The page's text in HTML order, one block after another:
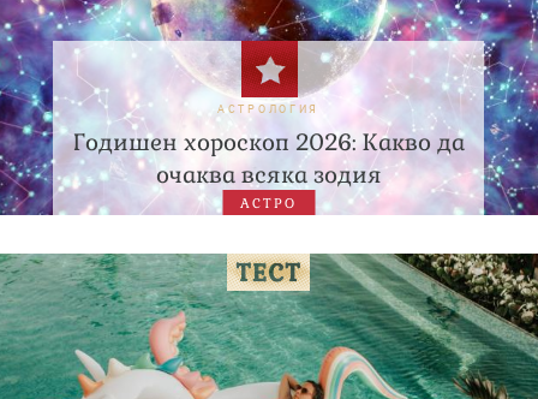
АСТРОЛОГИЯ
Годишен хороскоп 2026: Какво да
очаква всяка зодия
АСТРО